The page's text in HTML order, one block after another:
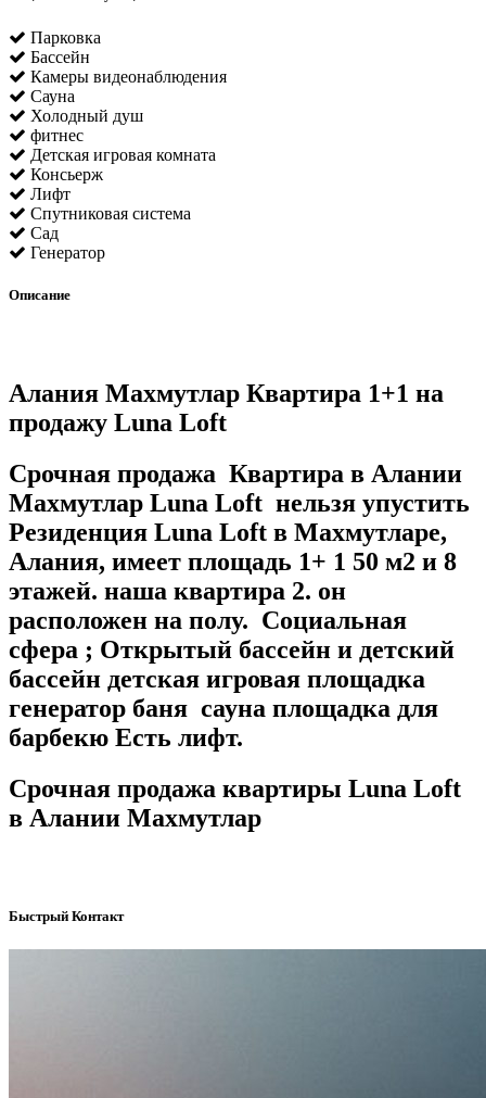
Парковка
Бассейн
Камеры видеонаблюдения
Сауна
Холодный душ
фитнес
Детская игровая комната
Консьерж
Лифт
Спутниковая система
Сад
Генератор
Описание
Алания Махмутлар Квартира 1+1 на
продажу Luna Loft
Срочная продажа Квартира в Алании
Махмутлар Luna Loft нельзя упустить
Резиденция Luna Loft в Махмутларе,
Алания, имеет площадь 1+ 1 50 м2 и 8
этажей. наша квартира 2. он
расположен на полу. Социальная
сфера ; Открытый бассейн и детский
бассейн детская игровая площадка
генератор баня сауна площадка для
барбекю Есть лифт.
Срочная продажа квартиры Luna Loft
в Алании Махмутлар
Быстрый Контакт